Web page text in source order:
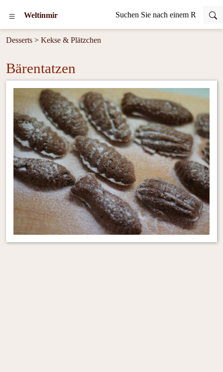
Weltinmir
Desserts > Kekse & Plätzchen
Bärentatzen